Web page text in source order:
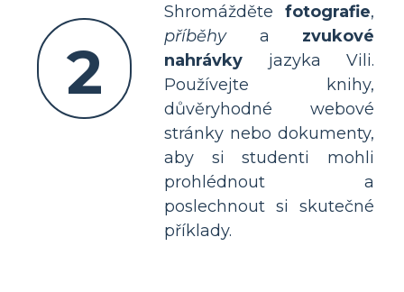
2
Shromážděte fotografie,
příběhya zvukové
nahrávky jazyka Vili.
Používejte knihy,
důvěryhodné webové
stránky nebo dokumenty,
aby si studenti mohli
prohlédnout a
poslechnout si skutečné
příklady.